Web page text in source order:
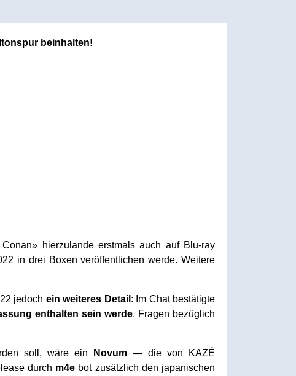
beinhalten!
hierzulande erstmals auch auf Blu-ray
in drei Boxen veröffentlichen werde. Weitere
jedoch ein weiteres Detail : Im Chat bestätigte
enthalten sein werde. Fragen bezüglich
soll, wäre ein Novum — die von KAZÉ
durch m4e bot zusätzlich den japanischen